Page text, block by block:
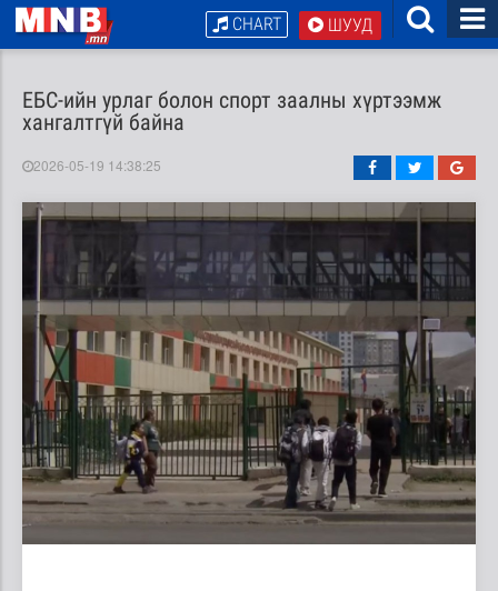
ШУУД
CHART
ЕБС-ийн урлаг болон спорт заалны хүртээмж
хангалтгүй байна
2026-05-19 14:38:25